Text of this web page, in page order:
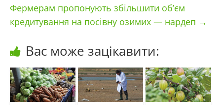
Фермерам пропонують збільшити об’єм
кредитування на посівну озимих — нардеп →
Вас може зацікавити: